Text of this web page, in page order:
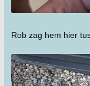
Rob zag hem hier